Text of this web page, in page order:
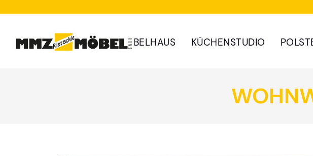
MÖBELHAUS KÜCHENSTUDIO